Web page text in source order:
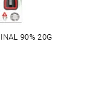
90% 20G